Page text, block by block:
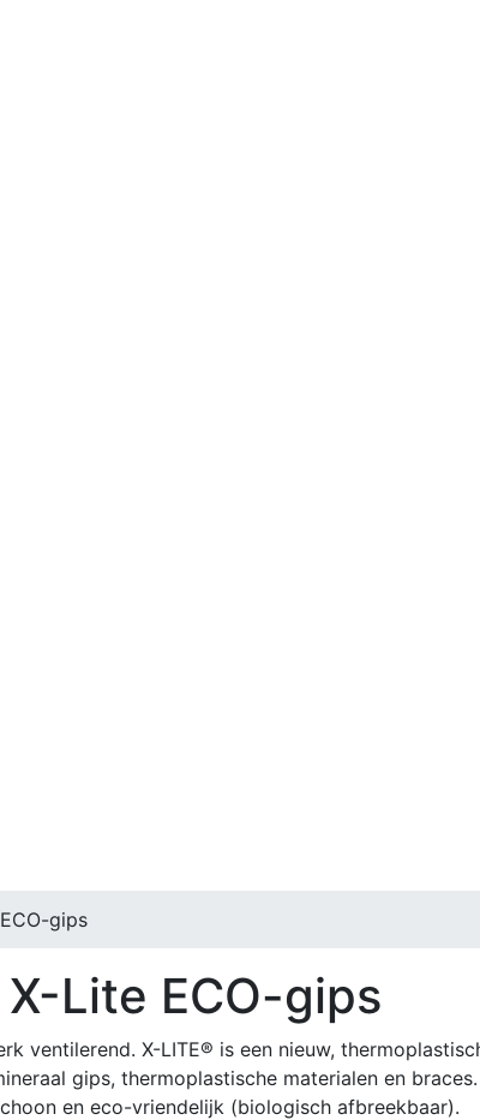
gips
X-Lite ECO-gips
ventilerend. X-LITE® is een nieuw,
gips, thermoplastische materialen en
en eco-vriendelijk (biologisch afbreekbaar).